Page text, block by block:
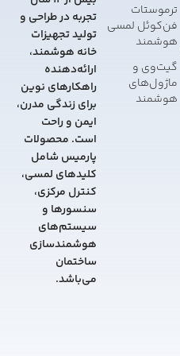
ترموستات
فن‌کوئل لمسی
هوشمند
گیت‌وی و
ماژول‌های
هوشمند
تجربه در طراحی و
تولید تجهیزات
خانه هوشمند،
ارائه‌دهنده
راهکارهای نوین
برای زندگی مدرن،
ایمن و راحت
است. محصولات
پارمیس شامل
کلیدهای لمسی،
کنترل مرکزی،
سنسورها و
سیستم‌های
هوشمندسازی
ساختمان
می‌باشد.